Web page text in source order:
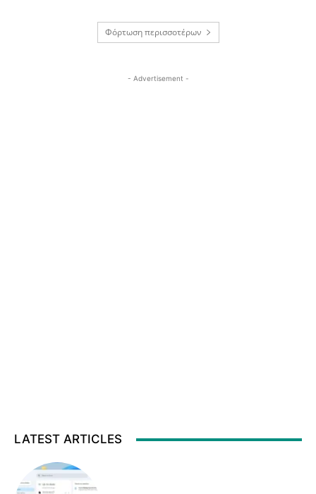
Φόρτωση περισσοτέρων
- Advertisement -
LATEST ARTICLES